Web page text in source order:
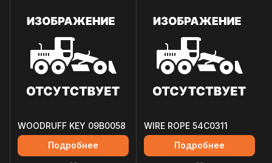
WOODRUFF KEY 09B0058
Подробнее
WIRE ROPE 54C0311
Подробнее